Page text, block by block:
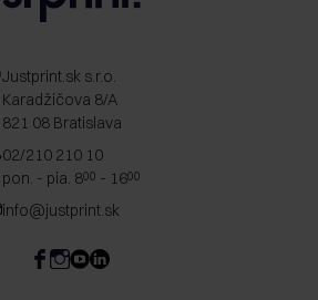
Justprint.sk s.r.o.
Karadžičova 8/A
821 08 Bratislava
02/210 210 10
pon. - pia. 800 - 1600
info@justprint.sk